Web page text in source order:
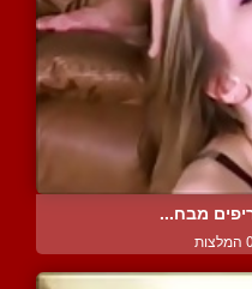
מבח...
0 המלצות